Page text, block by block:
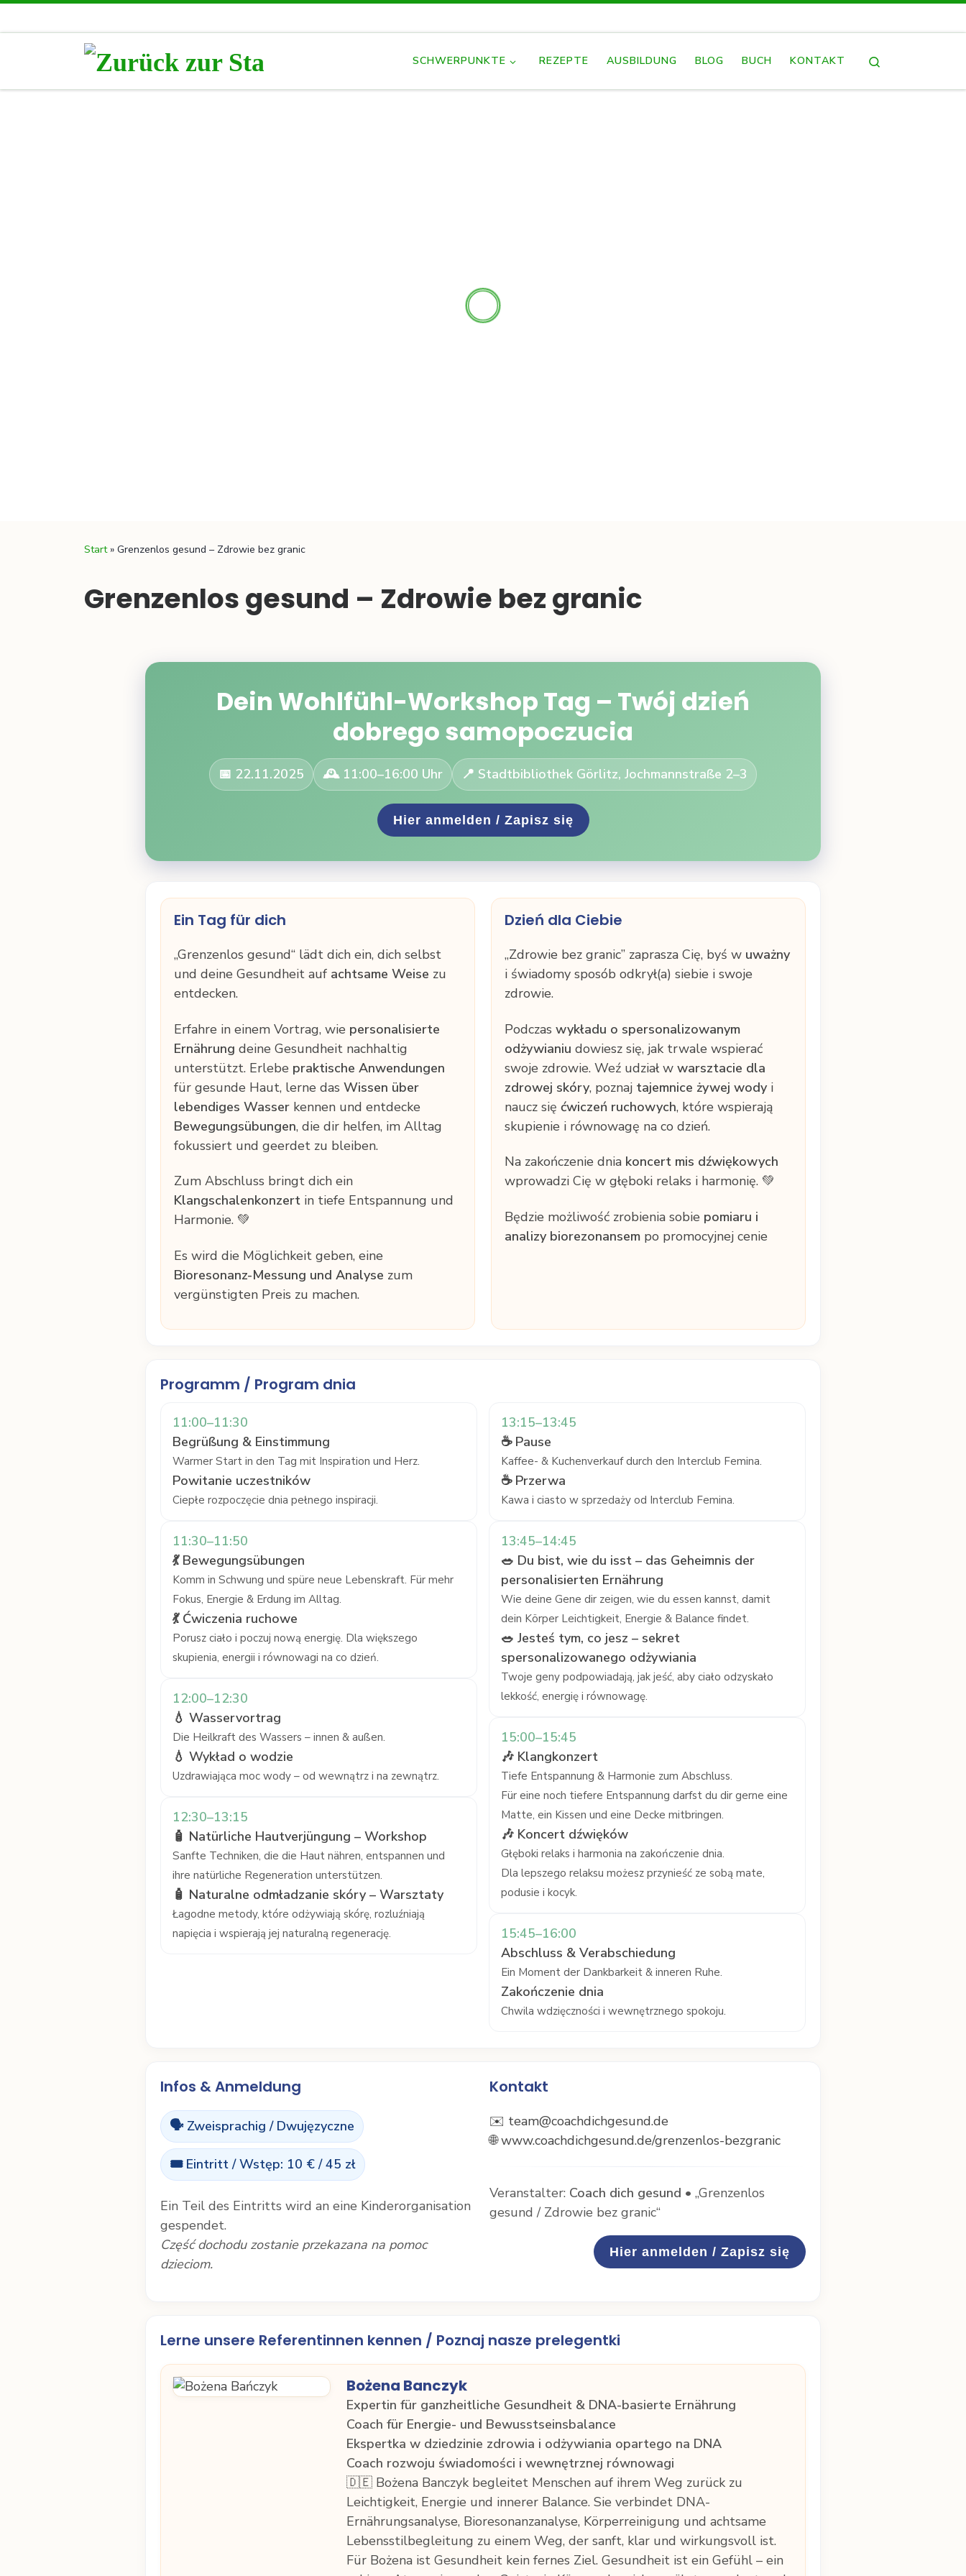
SCHWERPUNKTE REZEPTE AUSBILDUNG BLOG BUCH KONTAKT
Start » Grenzenlos gesund – Zdrowie bez granic
Grenzenlos gesund – Zdrowie bez granic
Dein Wohlfühl-Workshop Tag – Twój dzień
dobrego samopoczucia
📅 22.11.2025 🕰️ 11:00–16:00 Uhr 📍 Stadtbibliothek Görlitz, Jochmannstraße 2–3
Hier anmelden / Zapisz się
Ein Tag für dich
„Grenzenlos gesund“ lädt dich ein, dich selbst
und deine Gesundheit auf achtsame Weise zu
entdecken.
Erfahre in einem Vortrag, wie personalisierte
Ernährung deine Gesundheit nachhaltig
unterstützt. Erlebe praktische Anwendungen
für gesunde Haut, lerne das Wissen über
lebendiges Wasser kennen und entdecke
Bewegungsübungen, die dir helfen, im Alltag
fokussiert und geerdet zu bleiben.
Zum Abschluss bringt dich ein
Klangschalenkonzert in tiefe Entspannung und
Harmonie. 💚
Es wird die Möglichkeit geben, eine
Bioresonanz-Messung und Analyse zum
vergünstigten Preis zu machen.
Dzień dla Ciebie
„Zdrowie bez granic” zaprasza Cię, byś w uważny
i świadomy sposób odkrył(a) siebie i swoje
zdrowie.
Podczas wykładu o spersonalizowanym
odżywianiu dowiesz się, jak trwale wspierać
swoje zdrowie. Weź udział w warsztacie dla
zdrowej skóry, poznaj tajemnice żywej wody i
naucz się ćwiczeń ruchowych, które wspierają
skupienie i równowagę na co dzień.
Na zakończenie dnia koncert mis dźwiękowych
wprowadzi Cię w głęboki relaks i harmonię. 💚
Będzie możliwość zrobienia sobie pomiaru i
analizy biorezonansem po promocyjnej cenie
Programm / Program dnia
11:00–11:30
Begrüßung & Einstimmung
Warmer Start in den Tag mit Inspiration und Herz.
Powitanie uczestników
Ciepłe rozpoczęcie dnia pełnego inspiracji.
11:30–11:50
💃 Bewegungsübungen
Komm in Schwung und spüre neue Lebenskraft. Für mehr
Fokus, Energie & Erdung im Alltag.
💃 Ćwiczenia ruchowe
Porusz ciało i poczuj nową energię. Dla większego
skupienia, energii i równowagi na co dzień.
12:00–12:30
💧 Wasservortrag
Die Heilkraft des Wassers – innen & außen.
💧 Wykład o wodzie
Uzdrawiająca moc wody – od wewnątrz i na zewnątrz.
12:30–13:15
🧴 Natürliche Hautverjüngung – Workshop
Sanfte Techniken, die die Haut nähren, entspannen und
ihre natürliche Regeneration unterstützen.
🧴 Naturalne odmładzanie skóry – Warsztaty
Łagodne metody, które odżywiają skórę, rozluźniają
napięcia i wspierają jej naturalną regenerację.
13:15–13:45
☕ Pause
Kaffee- & Kuchenverkauf durch den Interclub Femina.
☕ Przerwa
Kawa i ciasto w sprzedaży od Interclub Femina.
13:45–14:45
🥗 Du bist, wie du isst – das Geheimnis der
personalisierten Ernährung
Wie deine Gene dir zeigen, wie du essen kannst, damit
dein Körper Leichtigkeit, Energie & Balance findet.
🥗 Jesteś tym, co jesz – sekret
spersonalizowanego odżywiania
Twoje geny podpowiadają, jak jeść, aby ciało odzyskało
lekkość, energię i równowagę.
15:00–15:45
🎶 Klangkonzert
Tiefe Entspannung & Harmonie zum Abschluss.
Für eine noch tiefere Entspannung darfst du dir gerne eine
Matte, ein Kissen und eine Decke mitbringen.
🎶 Koncert dźwięków
Głęboki relaks i harmonia na zakończenie dnia.
Dla lepszego relaksu możesz przynieść ze sobą mate,
podusie i kocyk.
15:45–16:00
Abschluss & Verabschiedung
Ein Moment der Dankbarkeit & inneren Ruhe.
Zakończenie dnia
Chwila wdzięczności i wewnętrznego spokoju.
Infos & Anmeldung
🗣️ Zweisprachig / Dwujęzyczne
🎟️ Eintritt / Wstęp: 10 € / 45 zł
Ein Teil des Eintritts wird an eine Kinderorganisation
gespendet.
Część dochodu zostanie przekazana na pomoc
dzieciom.
Kontakt
✉️ team@coachdichgesund.de
🌐 www.coachdichgesund.de/grenzenlos-bezgranic
Veranstalter: Coach dich gesund • „Grenzenlos
gesund / Zdrowie bez granic“
Hier anmelden / Zapisz się
Lerne unsere Referentinnen kennen / Poznaj nasze prelegentki
Bożena Banczyk
Expertin für ganzheitliche Gesundheit & DNA-basierte Ernährung
Coach für Energie- und Bewusstseinsbalance
Ekspertka w dziedzinie zdrowia i odżywiania opartego na DNA
Coach rozwoju świadomości i wewnętrznej równowagi
🇩🇪 Bożena Banczyk begleitet Menschen auf ihrem Weg zurück zu
Leichtigkeit, Energie und innerer Balance. Sie verbindet DNA-
Ernährungsanalyse, Bioresonanzanalyse, Körperreinigung und achtsame
Lebensstilbegleitung zu einem Weg, der sanft, klar und wirkungsvoll ist.
Für Bożena ist Gesundheit kein fernes Ziel. Gesundheit ist ein Gefühl – ein